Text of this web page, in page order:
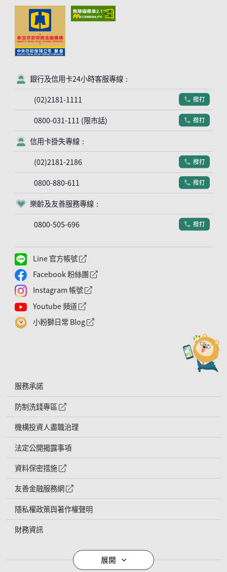
客服符號
銀行及信用卡24小時客服專線：
(02)2181-1111
電話符號
撥打
0800-031-111 (限市話) 電話符號
撥打
客服符號
信用卡掛失專線：
(02)2181-2186
電話符號
撥打
0800-880-611 電話符號
撥打
客服符號
樂齡及友善服務專線：
0800-505-696
電話符號
撥打
Line 官方帳號 外網連結符號
Facebook 粉絲團 外網連結符號
Instagram 帳號 外網連結符號
Youtube 頻道 外網連結符號
小粉獅日常 Blog 外網連結符號
服務承諾
防制洗錢專區
外網連結符號
機構投資人盡職治理
法定公開揭露事項
資料保密措施
外網連結符號
友善金融服務網 外網連結符號
隱私權政策與著作權聲明
財務資訊
導覽列